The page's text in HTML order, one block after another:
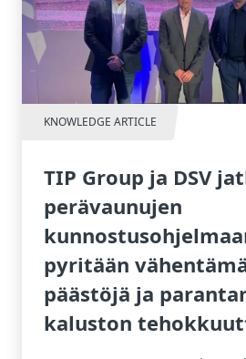
KNOWLEDGE ARTICLE
TIP Group ja DSV
perävaunujen
pyritään
päästöjä ja
kaluston